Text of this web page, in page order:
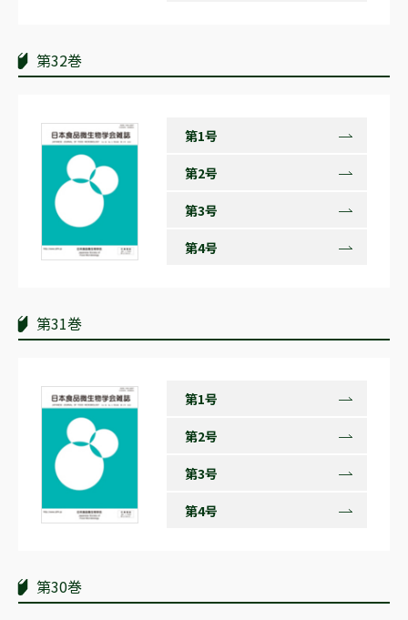
第32巻
第1号
第2号
第3号
第4号
第31巻
第1号
第2号
第3号
第4号
第30巻